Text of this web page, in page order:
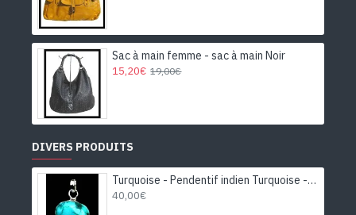
Sac à main femme - sac à main Noir
15,20€ 19,00€
DIVERS PRODUITS
Turquoise - Pendentif indien Turquoise - Bijoux Inde
40,00€